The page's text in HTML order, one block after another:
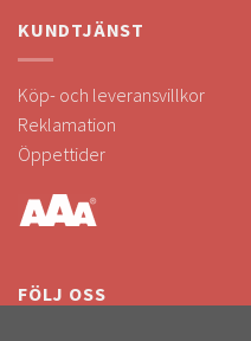
KUNDTJÄNST
Köp- och leveransvillkor
Reklamation
Öppettider
FÖLJ OSS